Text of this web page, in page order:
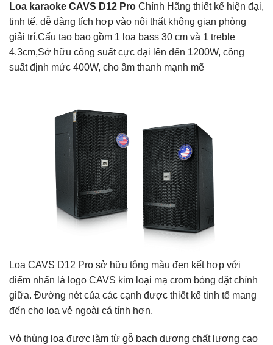
Loa karaoke CAVS D12 Pro Chính Hãng thiết kế hiện đại,
tinh tế, dễ dàng tích hợp vào nội thất không gian phòng
giải trí.Cấu tạo bao gồm 1 loa bass 30 cm và 1 treble
4.3cm,Sở hữu công suất cực đại lên đến 1200W, công
suất định mức 400W, cho âm thanh mạnh mẽ
Loa CAVS D12 Pro sở hữu tông màu đen kết hợp với
điểm nhấn là logo CAVS kim loại mạ crom bóng đặt chính
giữa. Đường nét của các cạnh được thiết kế tinh tế mang
đến cho loa vẻ ngoài cá tính hơn.
Vỏ thùng loa được làm từ gỗ bạch dương chất lượng cao